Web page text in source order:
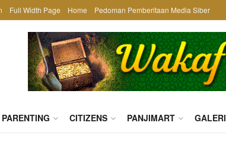
Full Width Page Home Pedoman Pemberitaan Media Siber
PARENTING CITIZENS PANJIMART GALERI